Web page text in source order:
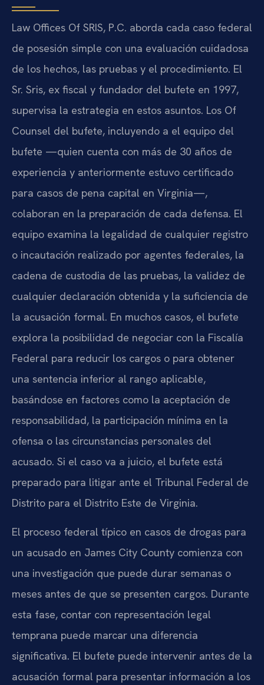
Law Offices Of SRIS, P.C. aborda cada caso federal
de posesión simple con una evaluación cuidadosa
de los hechos, las pruebas y el procedimiento. El
Sr. Sris, ex fiscal y fundador del bufete en 1997,
supervisa la estrategia en estos asuntos. Los Of
Counsel del bufete, incluyendo a el equipo del
bufete —quien cuenta con más de 30 años de
experiencia y anteriormente estuvo certificado
para casos de pena capital en Virginia—,
colaboran en la preparación de cada defensa. El
equipo examina la legalidad de cualquier registro
o incautación realizado por agentes federales, la
cadena de custodia de las pruebas, la validez de
cualquier declaración obtenida y la suficiencia de
la acusación formal. En muchos casos, el bufete
explora la posibilidad de negociar con la Fiscalía
Federal para reducir los cargos o para obtener
una sentencia inferior al rango aplicable,
basándose en factores como la aceptación de
responsabilidad, la participación mínima en la
ofensa o las circunstancias personales del
acusado. Si el caso va a juicio, el bufete está
preparado para litigar ante el Tribunal Federal de
Distrito para el Distrito Este de Virginia.
El proceso federal típico en casos de drogas para
un acusado en James City County comienza con
una investigación que puede durar semanas o
meses antes de que se presenten cargos. Durante
esta fase, contar con representación legal
temprana puede marcar una diferencia
significativa. El bufete puede intervenir antes de la
acusación formal para presentar información a los